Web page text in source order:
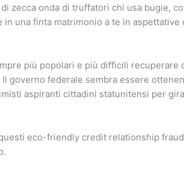
zecca onda di truffatori chi usa bugie,
una finta matrimonio a te in
più popolari e più difficili
governo federale sembra essere
aspiranti cittadini statunitensi per
eco-friendly credit relationship